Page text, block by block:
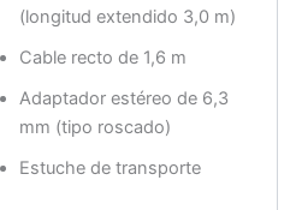
(longitud extendido 3,0 m)
Cable recto de 1,6 m
Adaptador estéreo de 6,3
mm (tipo roscado)
Estuche de transporte